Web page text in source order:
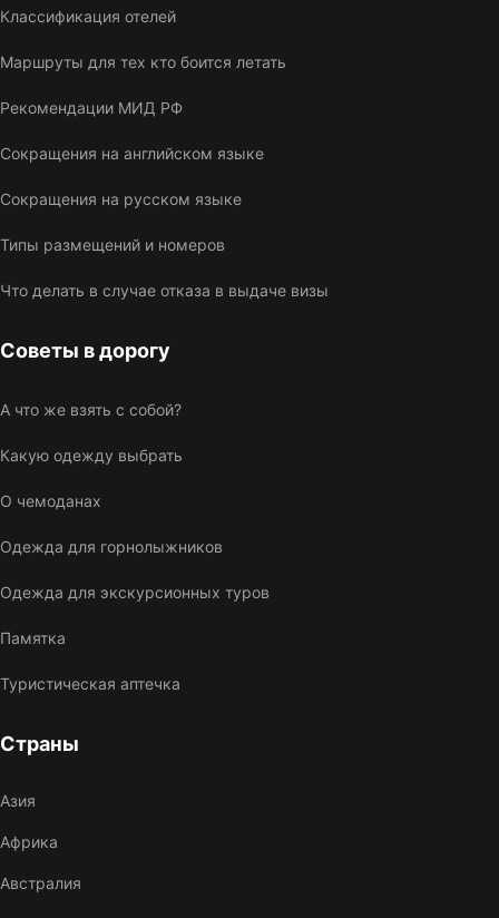
Классификация отелей
Маршруты для тех кто боится летать
Рекомендации МИД РФ
Сокращения на английском языке
Сокращения на русском языке
Типы размещений и номеров
Что делать в случае отказа в выдаче визы
Советы в дорогу
А что же взять с собой?
Какую одежду выбрать
О чемоданах
Одежда для горнолыжников
Одежда для экскурсионных туров
Памятка
Туристическая аптечка
Страны
Азия
Африка
Австралия